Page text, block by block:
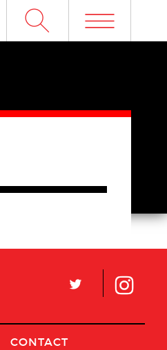
W m
L
CONTACT